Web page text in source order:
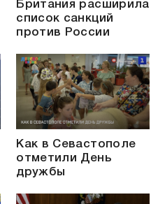
Британия расширила
список санкций
против России
Как в Севастополе
отметили День
дружбы